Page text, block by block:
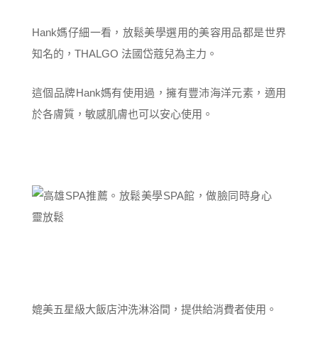
Hank媽仔細一看，放鬆美學選用的美容用品都是世界
知名的，THALGO 法國岱蔻兒為主力。
這個品牌Hank媽有使用過，擁有豐沛海洋元素，適用
於各膚質，敏感肌膚也可以安心使用。
媲美五星級大飯店沖洗淋浴間，提供給消費者使用。